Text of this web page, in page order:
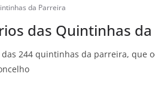
da Parreira
das Quintinhas
244 quintinhas da parreira, que